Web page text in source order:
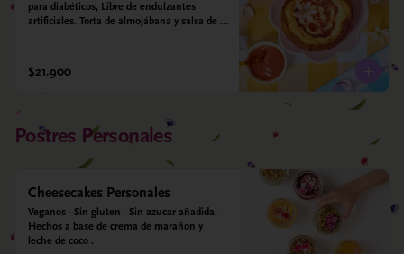
para diabéticos, Libre de endulzantes
artificiales. Torta de almojábana y salsa de
alulosa, leche deslactosada, leche de coco,
vainilla. Salsa de guayaba: Guayaba y
$21.900
Postres Personales
Cheesecakes Personales
Veganos - Sin gluten - Sin azucar añadida.
Hechos a base de crema de marañon y
leche de coco .